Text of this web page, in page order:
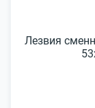
Лезвия